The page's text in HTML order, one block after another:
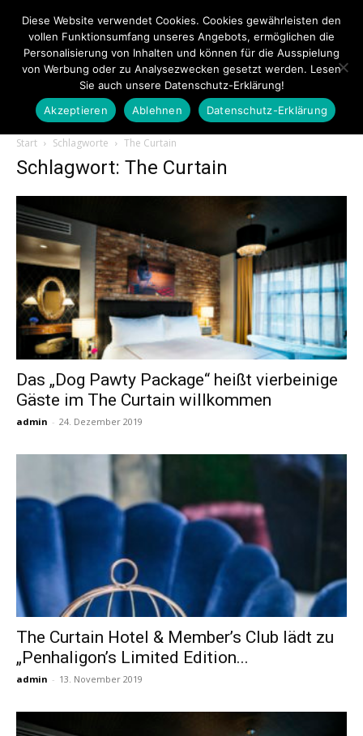
Touristiknews.de
Touristiknews
und
Reiseempfehlungen.
Start Schlagworte The Curtain
Schlagwort: The Curtain
Das „Dog Pawty Package“ heißt vierbeinige
Gäste im The Curtain willkommen
admin - 24. Dezember 2019
The Curtain Hotel & Member’s Club lädt zu
„Penhaligon’s Limited Edition...
admin - 13. November 2019
Diese Website verwendet Cookies. Cookies gewährleisten den
vollen Funktionsumfang unseres Angebots, ermöglichen die
Personalisierung von Inhalten und können für die Ausspielung
von Werbung oder zu Analysezwecken gesetzt werden. Lesen
Sie auch unsere Datenschutz-Erklärung!
Akzeptieren
Ablehnen Datenschutz-Erklärung